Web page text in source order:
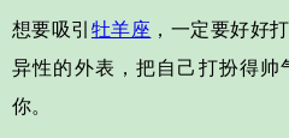
想要吸引 牡羊座 ，一定要好好
异性的外表，把自己打扮得帅
你。